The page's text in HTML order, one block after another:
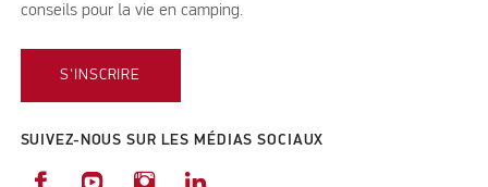
conseils pour la vie en camping.
S'INSCRIRE
SUIVEZ-NOUS SUR LES MÉDIAS SOCIAUX